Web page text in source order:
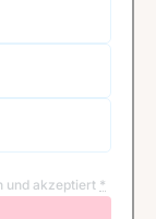
und akzeptiert *